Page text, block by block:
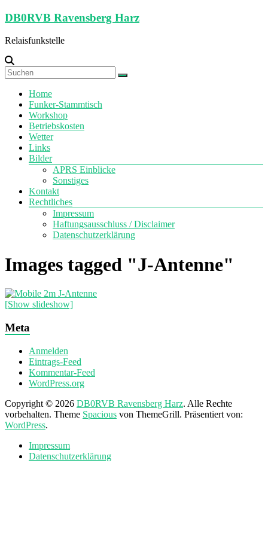
Zum
springen
DB0RVB Ravensberg Harz
Relaisfunkstelle
Menü
Home
Funker-Stammtisch
Workshop
Betriebskosten
Wetter
Links
Bilder
APRS Einblicke
Sonstiges
Kontakt
Rechtliches
Impressum
Haftungsausschluss / Disclaimer
Datenschutzerklärung
Images tagged "J-Antenne"
[Show slideshow]
Meta
Anmelden
Eintrags-Feed
Kommentar-Feed
WordPress.org
Copyright © 2026 DB0RVB Ravensberg Harz. Alle Rechte
vorbehalten. Theme Spacious von ThemeGrill. Präsentiert von:
WordPress.
Impressum
Datenschutzerklärung